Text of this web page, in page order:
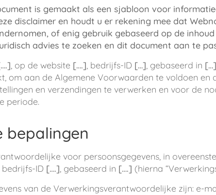
is gemaakt als een sjabloon voor
disclaimer en houdt u er rekening mee dat
of enig gebruik gebaseerd op de
advies te zoeken en dit document aan te
, op de website [….], bedrijfs-ID […], gebaseerd in […]
om aan de Algemene Voorwaarden te voldoen en
en verzendingen te verwerken en voor de
periode.
bepalingen
voor persoonsgegevens, in
bedrijfs-ID [….], gebaseerd in [….] (hierna
van de Verwerkingsverantwoordelijke zijn: e-